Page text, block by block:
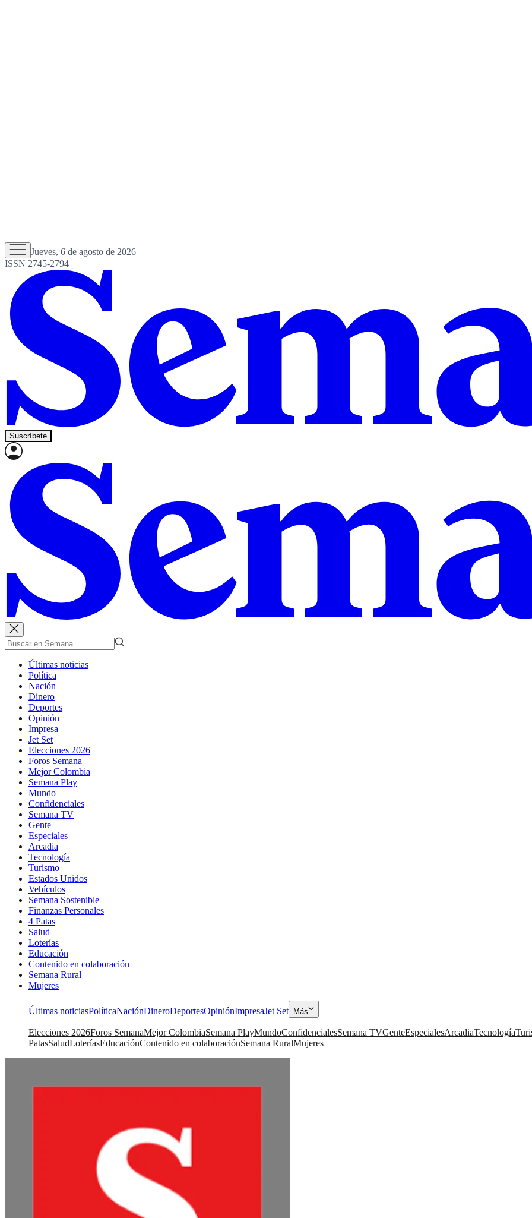
Jueves, 6 de agosto de 2026
ISSN 2745-2794
Suscríbete
Últimas noticias
Política
Nación
Dinero
Deportes
Opinión
Impresa
Jet Set
Elecciones 2026
Foros Semana
Mejor Colombia
Semana Play
Mundo
Confidenciales
Semana TV
Gente
Especiales
Arcadia
Tecnología
Turismo
Estados Unidos
Vehículos
Semana Sostenible
Finanzas Personales
4 Patas
Salud
Loterías
Educación
Contenido en colaboración
Semana Rural
Mujeres
Últimas noticiasPolíticaNaciónDineroDeportesOpiniónImpresaJet Set Más
Elecciones 2026Foros SemanaMejor ColombiaSemana PlayMundoConfidencialesSemana TVGenteEspecialesArcadiaTecnología
PatasSaludLoteríasEducaciónContenido en colaboraciónSemana RuralMujeres